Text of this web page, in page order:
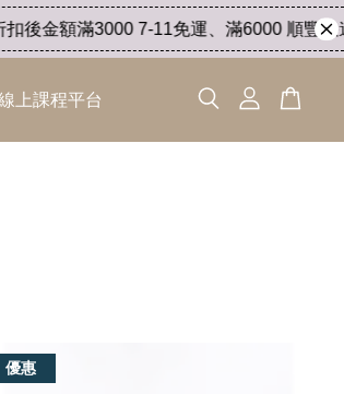
7-11免運、滿6000 順豐快遞免運。活
上課程平台
優惠